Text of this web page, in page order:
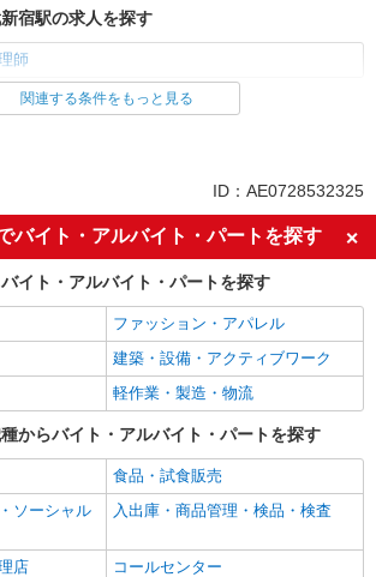
宿駅の求人を探す
師
西武新宿駅の求人を探す
昼
夜
バイク通勤OK
入社日応相談
友達と応募OK
会あり
未経験歓迎
新卒・第二新卒歓迎
主婦・主夫歓迎
学歴不問
躍中
シニア（60代～）活躍中
関連する条件をもっと見る
ID：AE0728532325
バイト・アルバイト・パートを探す
イト・アルバイト・パートを探す
ファッション・アパレル
建築・設備・アクティブワーク
軽作業・製造・物流
からバイト・アルバイト・パートを探す
食品・試食販売
ソーシャル
入出庫・商品管理・検品・検査
店 コールセンター